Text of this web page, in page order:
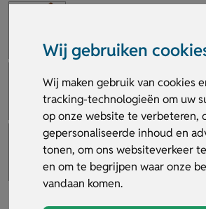
Wij gebruiken
Wij maken gebruik van cookies
tracking-technologieën om uw
op onze website te verbeteren,
gepersonaliseerde inhoud en
tonen, om ons websiteverkeer
en om te begrijpen waar onze
vandaan komen.